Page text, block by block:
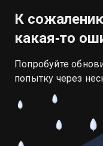
К
какая‑то
Попробуйте
попытку через